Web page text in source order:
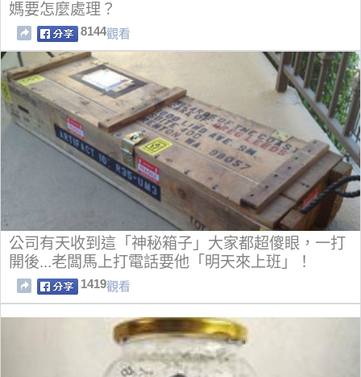
媽要怎麼處理？
8144觀看
公司有天收到這「神秘箱子」大家都超傻眼，一打
開後...老闆馬上打電話要他「明天來上班」！
1419觀看